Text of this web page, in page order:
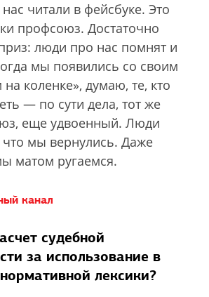
читали в фейсбуке. Это
профсоюз. Достаточно
люди про нас помнят и
мы появились со своим
коленке», думаю, те, кто
— по сути дела, тот же
еще удвоенный. Люди
что мы вернулись. Даже
матом ругаемся.
канал
судебной
за использование в
лексики?